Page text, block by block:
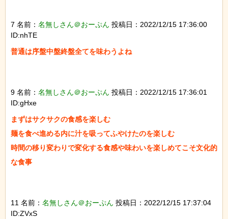
7 名前： 名無しさん＠おーぷん 投稿日：2022/12/15 17:36:00
ID:nhTE
普通は序盤中盤終盤全てを味わうよね
9 名前： 名無しさん＠おーぷん 投稿日：2022/12/15 17:36:01
ID:gHxe
まずはサクサクの食感を楽しむ
麺を食べ進める内に汁を吸ってふやけたのを楽しむ
時間の移り変わりで変化する食感や味わいを楽しめてこそ文化的
な食事
11 名前： 名無しさん＠おーぷん 投稿日：2022/12/15 17:37:04
ID:ZVxS